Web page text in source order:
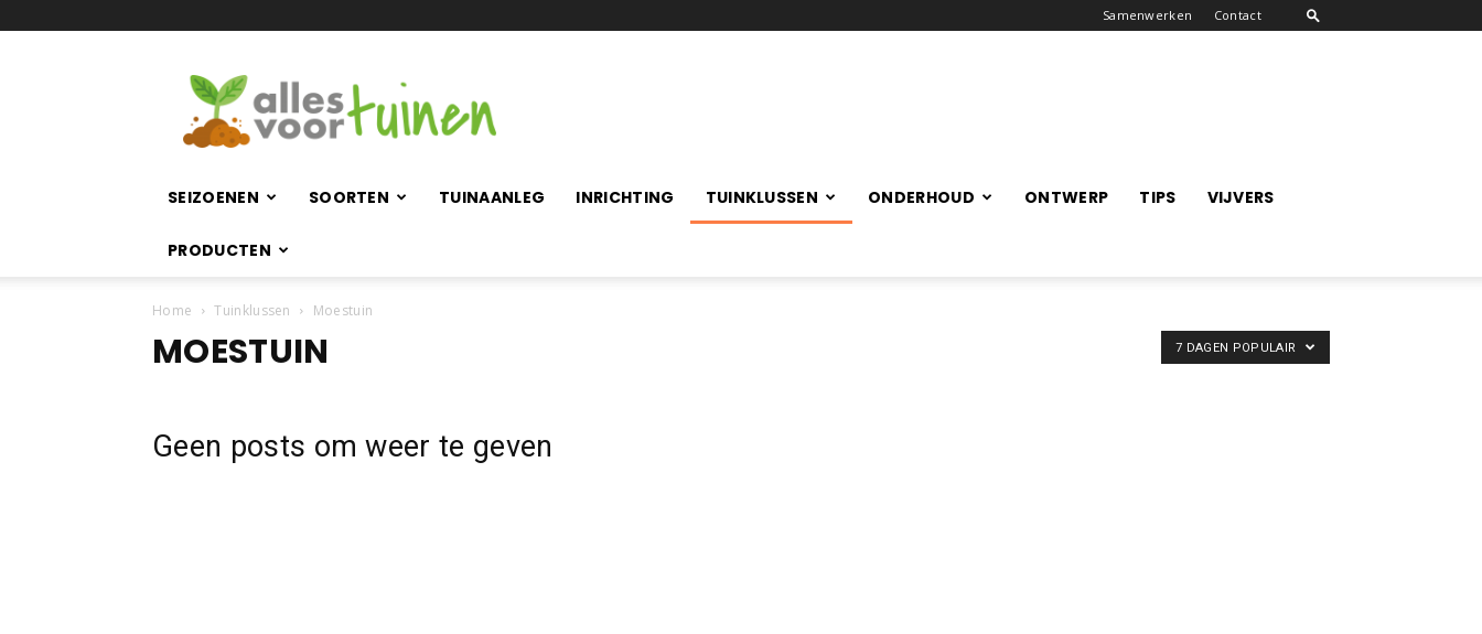
Samenwerken Contact
SEIZOENEN SOORTEN TUINAANLEG INRICHTING TUINKLUSSEN ONDERHOUD ONTWERP TIPS VIJVERS
PRODUCTEN
Home Tuinklussen Moestuin
MOESTUIN 7 DAGEN POPULAIR
Geen posts om weer te geven